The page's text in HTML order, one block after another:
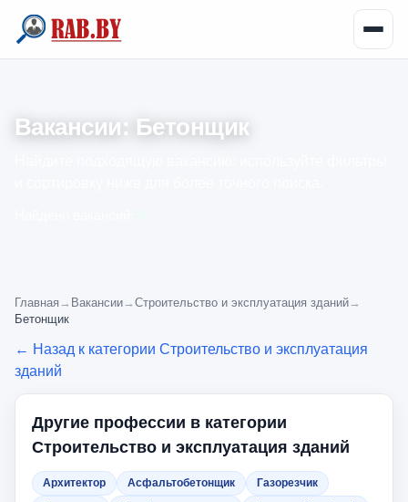
Вакансии: Бетонщик
Главная → Вакансии→ Строительство и эксплуатация зданий→
Бетонщик
← Назад к категории Строительство и эксплуатация
зданий
Другие профессии в категории
Строительство и эксплуатация зданий
Архитектор Асфальтобетонщик
Газорезчик